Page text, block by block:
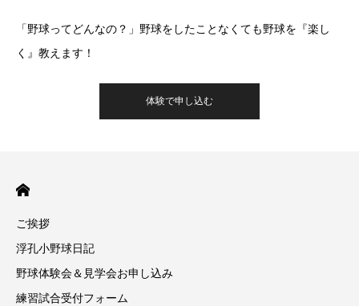
「野球ってどんなの？」野球をしたことなくても野球を『楽し
く』教えます！
体験で申し込む
ご挨拶
浮孔小野球日記
野球体験会＆見学会お申し込み
練習試合受付フォーム